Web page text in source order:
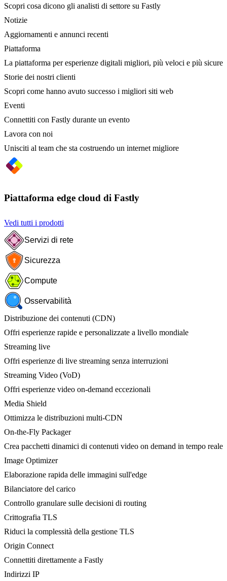
Scopri cosa dicono gli analisti di settore su Fastly
Notizie
Aggiornamenti e annunci recenti
Piattaforma
La piattaforma per esperienze digitali migliori, più veloci e più sicure
Storie dei nostri clienti
Scopri come hanno avuto successo i migliori siti web
Eventi
Connettiti con Fastly durante un evento
Lavora con noi
Unisciti al team che sta costruendo un internet migliore
Piattaforma edge cloud di Fastly
Vedi tutti i prodotti
Servizi di rete
Sicurezza
Compute
Osservabilità
Distribuzione dei contenuti (CDN)
Offri esperienze rapide e personalizzate a livello mondiale
Streaming live
Offri esperienze di live streaming senza interruzioni
Streaming Video (VoD)
Offri esperienze video on-demand eccezionali
Media Shield
Ottimizza le distribuzioni multi-CDN
On-the-Fly Packager
Crea pacchetti dinamici di contenuti video on demand in tempo reale
Image Optimizer
Elaborazione rapida delle immagini sull'edge
Bilanciatore del carico
Controllo granulare sulle decisioni di routing
Crittografia TLS
Riduci la complessità della gestione TLS
Origin Connect
Connettiti direttamente a Fastly
Indirizzi IP